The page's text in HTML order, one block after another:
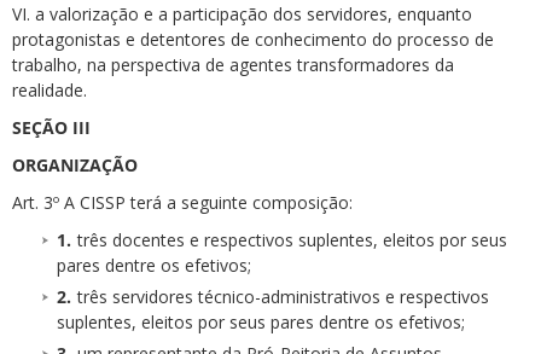
VI. a valorização e a participação dos servidores, enquanto
protagonistas e detentores de conhecimento do processo de
trabalho, na perspectiva de agentes transformadores da
realidade.
SEÇÃO III
ORGANIZAÇÃO
Art. 3º A CISSP terá a seguinte composição:
três docentes e respectivos suplentes, eleitos por seus
pares dentre os efetivos;
três servidores técnico-administrativos e respectivos
suplentes, eleitos por seus pares dentre os efetivos;